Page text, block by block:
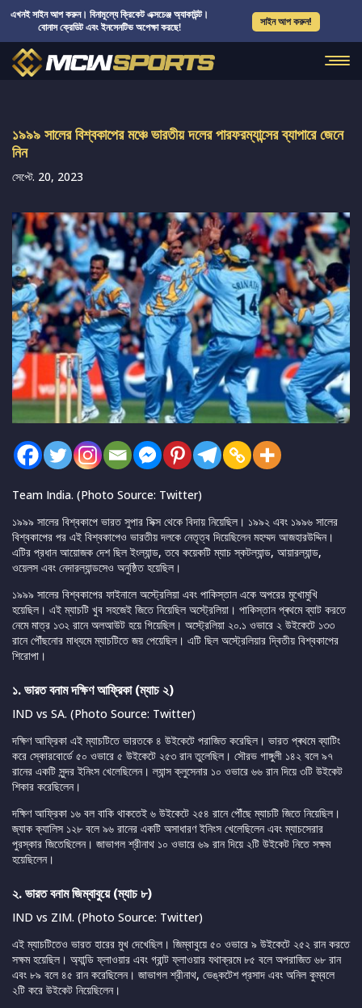
এখনই সাইন আপ করুন। বিনামূল্যে ক্রিকেট এক্সচেঞ্জ অ্যাকাউন্ট।
বোনাস ক্রেডিট এবং ইনসেনটিভ অপেক্ষা করছে!
সাইন আপ করুন!
১৯৯৯ সালের বিশ্বকাপের মঞ্চে ভারতীয় দলের পারফরম্যান্সের ব্যাপারে জেনে
নিন
সেপ্টে. 20, 2023
Team India. (Photo Source: Twitter)
১৯৯৯ সালের বিশ্বকাপে ভারত সুপার সিক্স থেকে বিদায় নিয়েছিল। ১৯৯২ এবং ১৯৯৬ সালের
বিশ্বকাপের পর এই বিশ্বকাপেও ভারতীয় দলকে নেতৃত্ব দিয়েছিলেন মহম্মদ আজহারউদ্দিন।
এটির প্রধান আয়োজক দেশ ছিল ইংল্যান্ড, তবে কয়েকটি ম্যাচ স্কটল্যান্ড, আয়ারল্যান্ড,
ওয়েলস এবং নেদারল্যান্ডসেও অনুষ্ঠিত হয়েছিল।
১৯৯৯ সালের বিশ্বকাপের ফাইনালে অস্ট্রেলিয়া এবং পাকিস্তান একে অপরের মুখোমুখি
হয়েছিল। এই ম্যাচটি খুব সহজেই জিতে নিয়েছিল অস্ট্রেলিয়া। পাকিস্তান প্ৰথমে ব্যাট করতে
নেমে মাত্র ১৩২ রানে অলআউট হয়ে গিয়েছিল। অস্ট্রেলিয়া ২০.১ ওভারে ২ উইকেটে ১৩৩
রানে পৌঁছনোর মাধ্যমে ম্যাচটিতে জয় পেয়েছিল। এটি ছিল অস্ট্রেলিয়ার দ্বিতীয় বিশ্বকাপের
শিরোপা।
১. ভারত বনাম দক্ষিণ আফ্রিকা (ম্যাচ ২)
IND vs SA. (Photo Source: Twitter)
দক্ষিণ আফ্রিকা এই ম্যাচটিতে ভারতকে ৪ উইকেটে পরাজিত করেছিল। ভারত প্ৰথমে ব্যাটিং
করে স্কোরবোর্ডে ৫০ ওভারে ৫ উইকেটে ২৫৩ রান তুলেছিল। সৌরভ গাঙ্গুলী ১৪২ বলে ৯৭
রানের একটি সুন্দর ইনিংস খেলেছিলেন। ল্যান্স ক্লুসেনার ১০ ওভারে ৬৬ রান দিয়ে ৩টি উইকেট
শিকার করেছিলেন।
দক্ষিণ আফ্রিকা ১৬ বল বাকি থাকতেই ৬ উইকেটে ২৫৪ রানে পৌঁছে ম্যাচটি জিতে নিয়েছিল।
জ্যাক ক্যালিস ১২৮ বলে ৯৬ রানের একটি অসাধারণ ইনিংস খেলেছিলেন এবং ম্যাচসেরার
পুরস্কার জিতেছিলেন। জাভাগল শ্রীনাথ ১০ ওভারে ৬৯ রান দিয়ে ২টি উইকেট নিতে সক্ষম
হয়েছিলেন।
২. ভারত বনাম জিম্বাবুয়ে (ম্যাচ ৮)
IND vs ZIM. (Photo Source: Twitter)
এই ম্যাচটিতেও ভারত হারের মুখ দেখেছিল। জিম্বাবুয়ে ৫০ ওভারে ৯ উইকেটে ২৫২ রান করতে
সক্ষম হয়েছিল। অ্যান্ডি ফ্লাওয়ার এবং গ্রান্ট ফ্লাওয়ার যথাক্রমে ৮৫ বলে অপরাজিত ৬৮ রান
এবং ৮৯ বলে ৪৫ রান করেছিলেন। জাভাগল শ্রীনাথ, ভেঙ্কটেশ প্রসাদ এবং অনিল কুম্বলে
২টি করে উইকেট নিয়েছিলেন।